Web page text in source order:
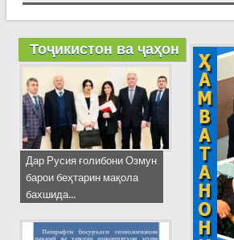
Тоҷикистон ва ҷаҳон
Дар Русия ғолибони Озмун
барои беҳтарин мақола
бахшида...